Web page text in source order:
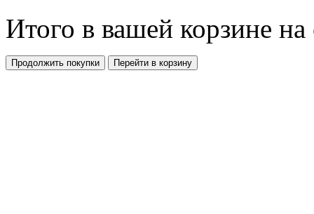
Итого в вашей корзине
Продолжить покупки Перейти в корзину